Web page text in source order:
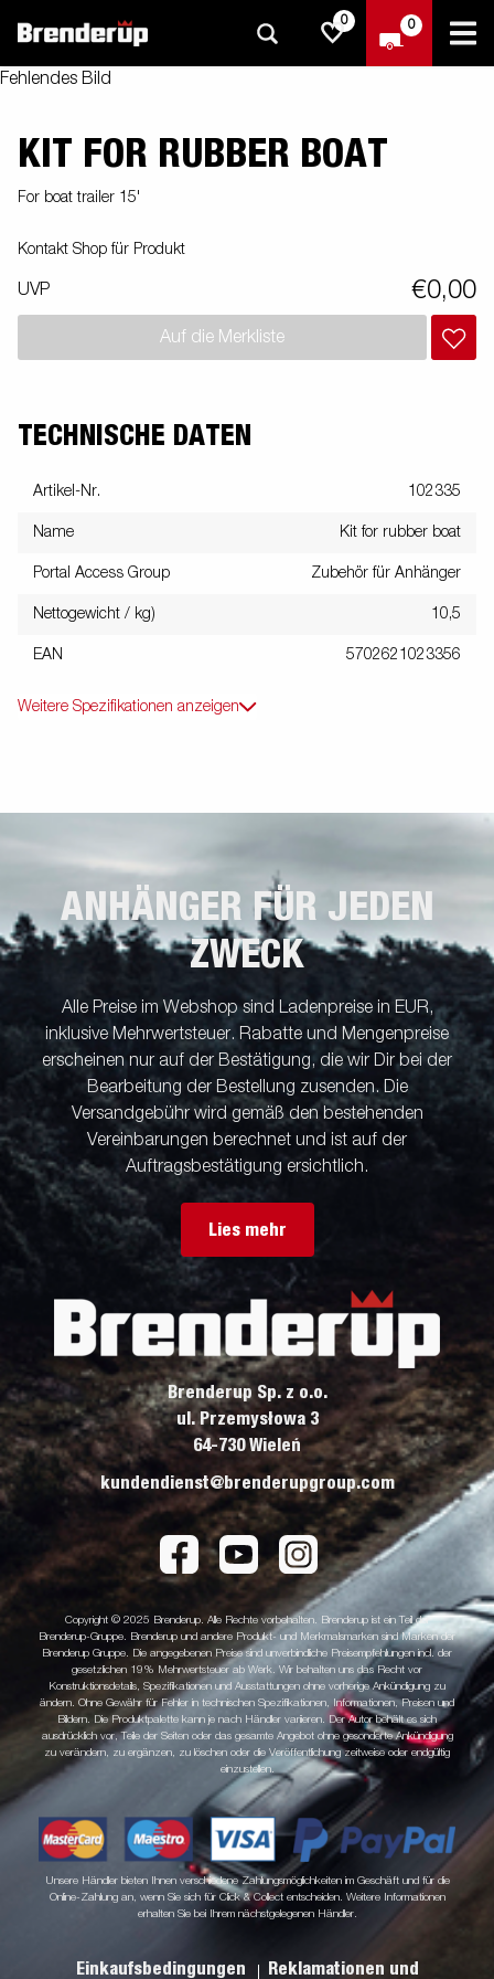
0 0
Fehlendes Bild
KIT FOR RUBBER BOAT
For boat trailer 15'
Kontakt Shop für Produkt
UVP €0,00
Auf die Merkliste
TECHNISCHE DATEN
Artikel-Nr. 102335
Name Kit for rubber boat
Portal Access Group Zubehör für Anhänger
Nettogewicht / kg) 10,5
EAN 5702621023356
Weitere Spezifikationen anzeigen
ANHÄNGER FÜR JEDEN
ZWECK
Alle Preise im Webshop sind Ladenpreise in EUR,
inklusive Mehrwertsteuer. Rabatte und Mengenpreise
erscheinen nur auf der Bestätigung, die wir Dir bei der
Bearbeitung der Bestellung zusenden. Die
Versandgebühr wird gemäß den bestehenden
Vereinbarungen berechnet und ist auf der
Auftragsbestätigung ersichtlich.
Lies mehr
Brenderup Sp. z o.o.
ul. Przemysłowa 3
64-730 Wieleń
kundendienst@brenderupgroup.com
Copyright © 2025 Brenderup. Alle Rechte vorbehalten. Brenderup ist ein Teil der
Brenderup-Gruppe. Brenderup und andere Produkt- und Merkmalsmarken sind Marken der
Brenderup Gruppe. Die angegebenen Preise sind unverbindliche Preisempfehlungen incl. der
gesetzlichen 19% Mehrwertsteuer ab Werk. Wir behalten uns das Recht vor
Konstruktionsdetails, Spezifikationen und Ausstattungen ohne vorherige Ankündigung zu
ändern. Ohne Gewähr für Fehler in technischen Spezifikationen, Informationen, Preisen und
Bildern. Die Produktpalette kann je nach Händler variieren. Der Autor behält es sich
ausdrücklich vor, Teile der Seiten oder das gesamte Angebot ohne gesonderte Ankündigung
zu verändern, zu ergänzen, zu löschen oder die Veröffentlichung zeitweise oder endgültig
einzustellen.
Unsere Händler bieten Ihnen verschiedene Zahlungsmöglichkeiten im Geschäft und für die
Online-Zahlung an, wenn Sie sich für Click & Collect entscheiden. Weitere Informationen
erhalten Sie bei Ihrem nächstgelegenen Händler.
Einkaufsbedingungen Reklamationen und